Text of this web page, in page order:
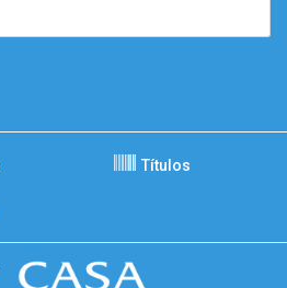
Títulos